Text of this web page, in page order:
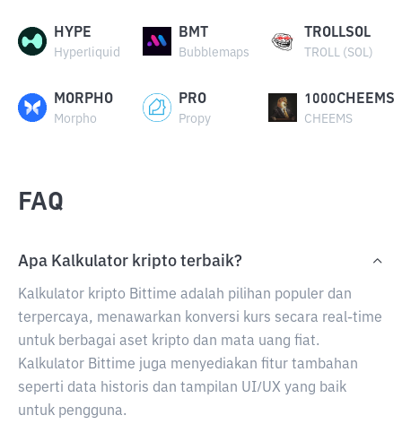
HYPE
Hyperliquid
BMT
Bubblemaps
TROLLSOL
TROLL (SOL)
MORPHO
Morpho
PRO
Propy
1000CHEEMS
CHEEMS
FAQ
Apa Kalkulator kripto terbaik?
Kalkulator kripto Bittime adalah pilihan populer dan
terpercaya, menawarkan konversi kurs secara real-time
untuk berbagai aset kripto dan mata uang fiat.
Kalkulator Bittime juga menyediakan fitur tambahan
seperti data historis dan tampilan UI/UX yang baik
untuk pengguna.